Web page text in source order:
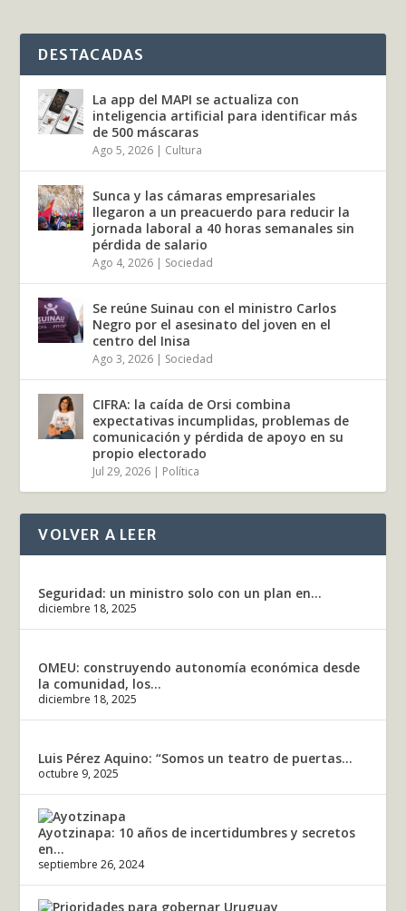
DESTACADAS
La app del MAPI se actualiza con
inteligencia artificial para identificar más
de 500 máscaras
Ago 5, 2026 | Cultura
Sunca y las cámaras empresariales
llegaron a un preacuerdo para reducir la
jornada laboral a 40 horas semanales sin
pérdida de salario
Ago 4, 2026 | Sociedad
Se reúne Suinau con el ministro Carlos
Negro por el asesinato del joven en el
centro del Inisa
Ago 3, 2026 | Sociedad
CIFRA: la caída de Orsi combina
expectativas incumplidas, problemas de
comunicación y pérdida de apoyo en su
propio electorado
Jul 29, 2026 | Política
VOLVER A LEER
Seguridad: un ministro solo con un plan en...
diciembre 18, 2025
OMEU: construyendo autonomía económica desde
la comunidad, los...
diciembre 18, 2025
Luis Pérez Aquino: “Somos un teatro de puertas...
octubre 9, 2025
Ayotzinapa: 10 años de incertidumbres y secretos
en...
septiembre 26, 2024